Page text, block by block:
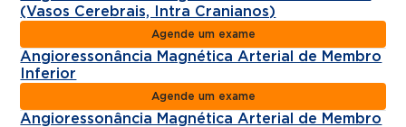
(Vasos Cerebrais, Intra Cranianos)
Agende um exame
Angioressonância Magnética Arterial de Membro
Inferior
Agende um exame
Angioressonância Magnética Arterial de Membro